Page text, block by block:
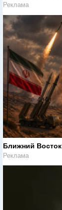
Реклама
Ближний
Реклама